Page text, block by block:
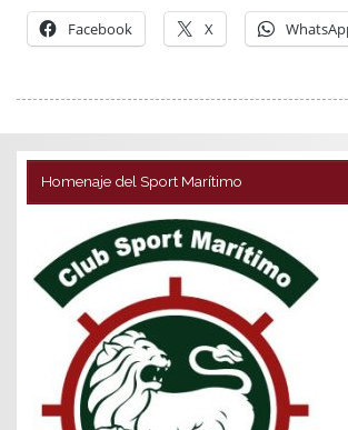
Facebook X
Homenaje del Sport Marítimo